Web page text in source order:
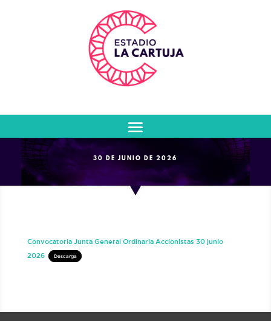
30 DE JUNIO DE 2026
Convocatoria Junta General Ordinaria Accionistas 30 junio
2026
Descarga